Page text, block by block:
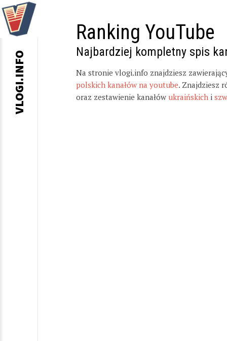
Ranking YouTube
Najbardziej kompletny spis
Na stronie vlogi.info znajdziesz
polskich kanałów na youtube. Znajdziesz
oraz zestawienie kanałów ukraińskich i
VLOGI.INFO